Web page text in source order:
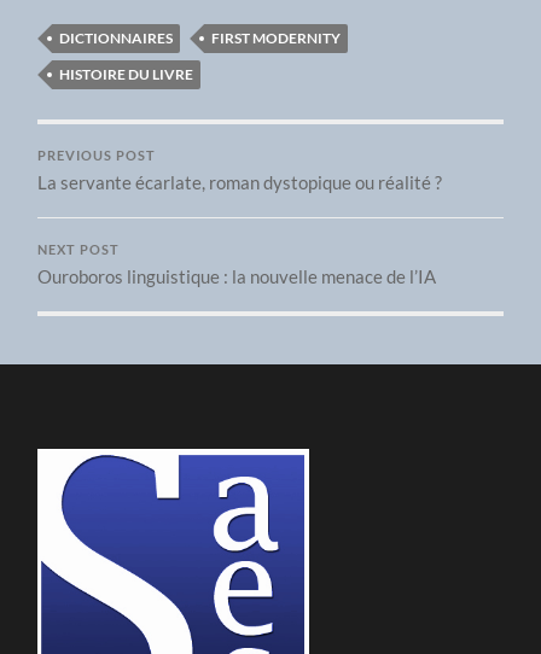
DICTIONNAIRES
FIRST MODERNITY
HISTOIRE DU LIVRE
PREVIOUS POST
La servante écarlate, roman dystopique ou réalité ?
NEXT POST
Ouroboros linguistique : la nouvelle menace de l’IA